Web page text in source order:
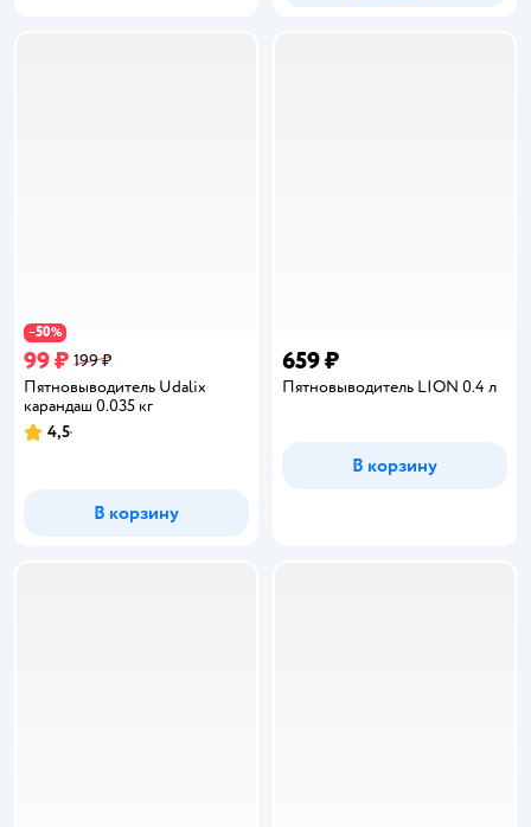
−50%
99 ₽ 199 ₽
Пятновыводитель Udalix
карандаш 0.035 кг
Рейтинг:
4,5
В корзину
659 ₽
Пятновыводитель LION 0.4 л
В корзину